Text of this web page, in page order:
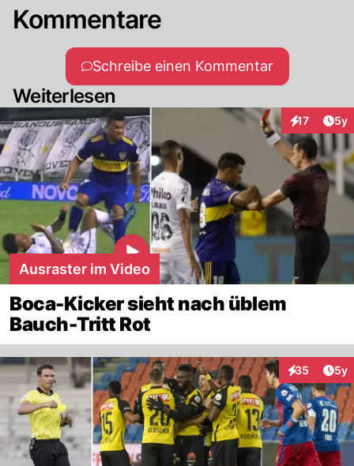
Kommentare
Schreibe einen Kommentar
Weiterlesen
17 5y
Ausraster im Video
Boca-Kicker sieht nach üblem
Bauch-Tritt Rot
35
Interaktionen
5y